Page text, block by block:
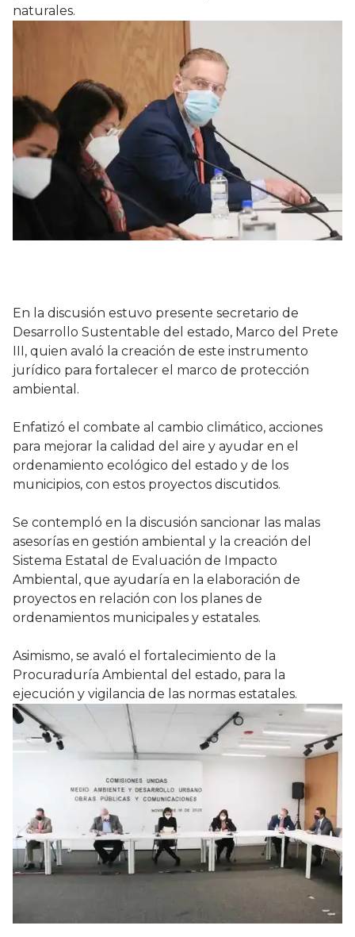
naturales.
En la discusión estuvo presente secretario de
Desarrollo Sustentable del estado, Marco del Prete
III, quien avaló la creación de este instrumento
jurídico para fortalecer el marco de protección
ambiental.
Enfatizó el combate al cambio climático, acciones
para mejorar la calidad del aire y ayudar en el
ordenamiento ecológico del estado y de los
municipios, con estos proyectos discutidos.
Se contempló en la discusión sancionar las malas
asesorías en gestión ambiental y la creación del
Sistema Estatal de Evaluación de Impacto
Ambiental, que ayudaría en la elaboración de
proyectos en relación con los planes de
ordenamientos municipales y estatales.
Asimismo, se avaló el fortalecimiento de la
Procuraduría Ambiental del estado, para la
ejecución y vigilancia de las normas estatales.